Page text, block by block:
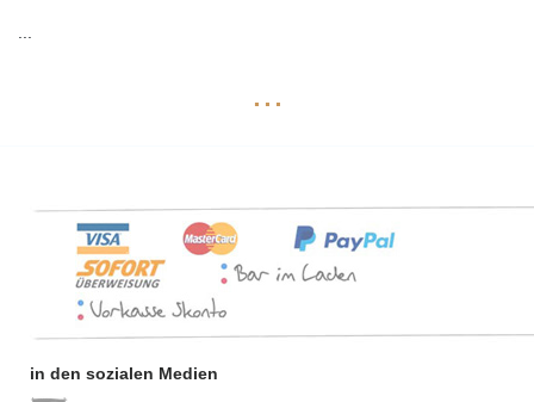
...
in den sozialen Medien